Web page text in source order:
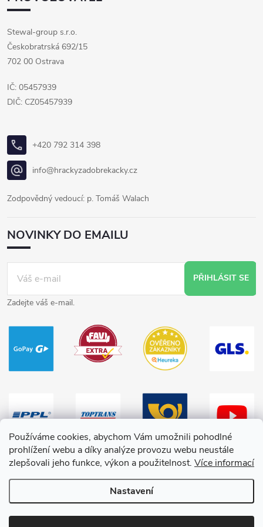
Používáme cookies, abychom Vám umožnili pohodlné
prohlížení webu a díky analýze provozu webu neustále
zlepšovali jeho funkce, výkon a použitelnost. Více informací
Nastavení
Stewal-group s.r.o.
Českobratrská 692/15
702 00 Ostrava
IČ: 05457939
DIČ: CZ05457939
+420 792 314 398
info@hrackyzadobrekacky.cz
Zodpovědný vedoucí: p. Tomáš Walach
NOVINKY DO EMAILU
PŘIHLÁSIT SE
Zadejte váš e-mail.